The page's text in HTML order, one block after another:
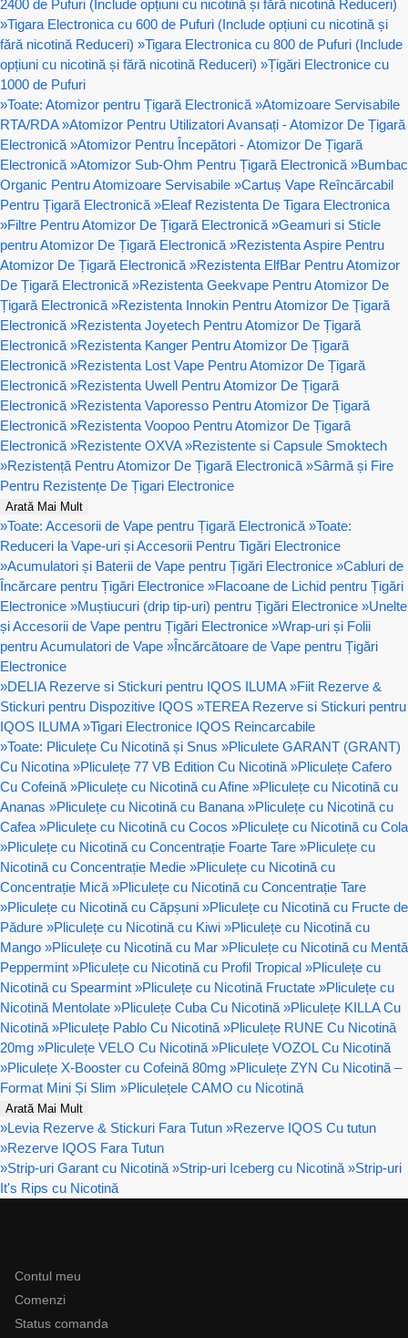
2400 de Pufuri (Include opțiuni cu nicotină și fără nicotină Reduceri)
»Tigara Electronica cu 600 de Pufuri (Include opțiuni cu nicotină și
fără nicotină Reduceri) »Tigara Electronica cu 800 de Pufuri (Include
opțiuni cu nicotină și fără nicotină Reduceri) »Țigări Electronice cu
1000 de Pufuri
»Toate: Atomizor pentru Țigară Electronică »Atomizoare Servisabile
RTA/RDA »Atomizor Pentru Utilizatori Avansați - Atomizor De Țigară
Electronică »Atomizor Pentru Începători - Atomizor De Țigară
Electronică »Atomizor Sub-Ohm Pentru Țigară Electronică »Bumbac
Organic Pentru Atomizoare Servisabile »Cartuș Vape Reîncărcabil
Pentru Țigară Electronică »Eleaf Rezistenta De Tigara Electronica
»Filtre Pentru Atomizor De Țigară Electronică »Geamuri si Sticle
pentru Atomizor De Țigară Electronică »Rezistenta Aspire Pentru
Atomizor De Țigară Electronică »Rezistenta ElfBar Pentru Atomizor
De Țigară Electronică »Rezistenta Geekvape Pentru Atomizor De
Țigară Electronică »Rezistenta Innokin Pentru Atomizor De Țigară
Electronică »Rezistenta Joyetech Pentru Atomizor De Țigară
Electronică »Rezistenta Kanger Pentru Atomizor De Țigară
Electronică »Rezistenta Lost Vape Pentru Atomizor De Țigară
Electronică »Rezistenta Uwell Pentru Atomizor De Țigară
Electronică »Rezistenta Vaporesso Pentru Atomizor De Țigară
Electronică »Rezistenta Voopoo Pentru Atomizor De Țigară
Electronică »Rezistente OXVA »Rezistente si Capsule Smoktech
»Rezistență Pentru Atomizor De Țigară Electronică »Sârmă și Fire
Pentru Rezistențe De Țigari Electronice
Arată Mai Mult
»Toate: Accesorii de Vape pentru Țigară Electronică »Toate:
Reduceri la Vape-uri și Accesorii Pentru Tigări Electronice
»Acumulatori și Baterii de Vape pentru Țigări Electronice »Cabluri de
Încărcare pentru Țigări Electronice »Flacoane de Lichid pentru Țigări
Electronice »Muștiucuri (drip tip-uri) pentru Țigări Electronice »Unelte
și Accesorii de Vape pentru Țigări Electronice »Wrap-uri și Folii
pentru Acumulatori de Vape »Încărcătoare de Vape pentru Țigări
Electronice
»DELIA Rezerve si Stickuri pentru IQOS ILUMA »Fiit Rezerve &
Stickuri pentru Dispozitive IQOS »TEREA Rezerve si Stickuri pentru
IQOS ILUMA »Tigari Electronice IQOS Reincarcabile
»Toate: Pliculețe Cu Nicotină și Snus »Pliculete GARANT (GRANT)
Cu Nicotina »Pliculețe 77 VB Edition Cu Nicotină »Pliculețe Cafero
Cu Cofeină »Pliculețe cu Nicotină cu Afine »Pliculețe cu Nicotină cu
Ananas »Pliculețe cu Nicotină cu Banana »Pliculețe cu Nicotină cu
Cafea »Pliculețe cu Nicotină cu Cocos »Pliculețe cu Nicotină cu Cola
»Pliculețe cu Nicotină cu Concentrație Foarte Tare »Pliculețe cu
Nicotină cu Concentrație Medie »Pliculețe cu Nicotină cu
Concentrație Mică »Pliculețe cu Nicotină cu Concentrație Tare
»Pliculețe cu Nicotină cu Căpșuni »Pliculețe cu Nicotină cu Fructe de
Pădure »Pliculețe cu Nicotină cu Kiwi »Pliculețe cu Nicotină cu
Mango »Pliculețe cu Nicotină cu Mar »Pliculețe cu Nicotină cu Mentă
Peppermint »Pliculețe cu Nicotină cu Profil Tropical »Pliculețe cu
Nicotină cu Spearmint »Pliculețe cu Nicotină Fructate »Pliculețe cu
Nicotină Mentolate »Pliculețe Cuba Cu Nicotină »Pliculețe KILLA Cu
Nicotină »Pliculețe Pablo Cu Nicotină »Pliculețe RUNE Cu Nicotină
20mg »Pliculețe VELO Cu Nicotină »Pliculețe VOZOL Cu Nicotină
»Pliculețe X-Booster cu Cofeină 80mg »Pliculețe ZYN Cu Nicotină –
Format Mini Și Slim »Pliculețele CAMO cu Nicotină
Arată Mai Mult
»Levia Rezerve & Stickuri Fara Tutun »Rezerve IQOS Cu tutun
»Rezerve IQOS Fara Tutun
»Strip-uri Garant cu Nicotină »Strip-uri Iceberg cu Nicotină »Strip-uri
It's Rips cu Nicotină
Contul meu
Comenzi
Status comanda